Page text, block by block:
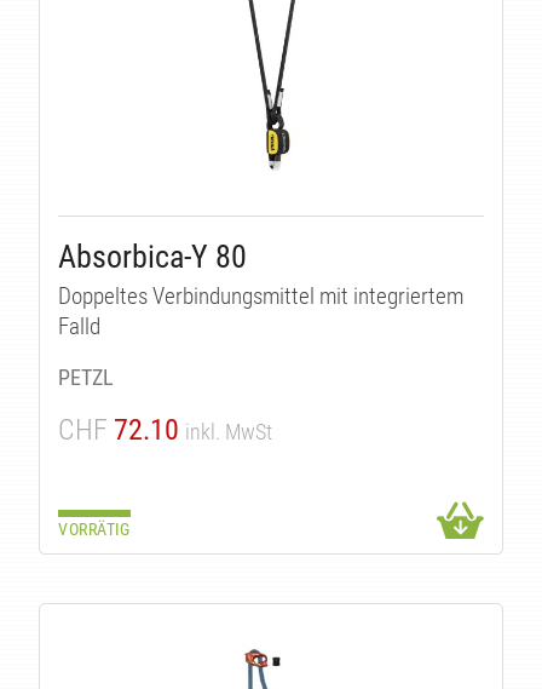
Absorbica-Y 80
Doppeltes Verbindungsmittel mit integriertem
Falld
PETZL
CHF 72.10 inkl. MwSt
VORRÄTIG